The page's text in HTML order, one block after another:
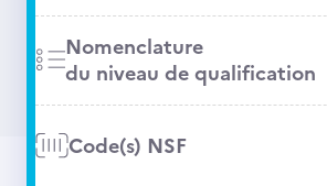
Nomenclature
du niveau de qualification
Code(s) NSF